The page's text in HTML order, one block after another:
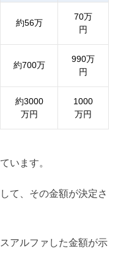
約56万
70万
円
約700万
990万
円
約3000
万円
1000
万円
います。
て、その金額が決定さ
アルファした金額が示